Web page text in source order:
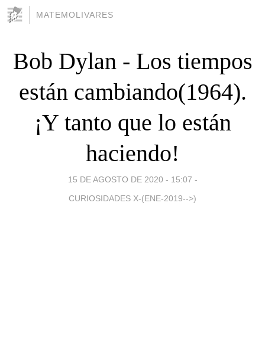
MATEMOLIVARES
Bob Dylan - Los tiempos
están cambiando(1964).
¡Y tanto que lo están
haciendo!
15 DE AGOSTO DE 2020 - 15:07 -
CURIOSIDADES X-(ENE-2019-->)